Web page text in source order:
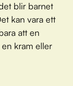
blir barnet
kan vara ett
att en
kram eller